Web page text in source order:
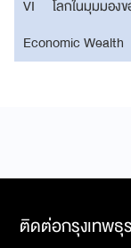
VI
โลกในมุมมอง
Economic Wealth
ติดต่อกรุงเทพธุ